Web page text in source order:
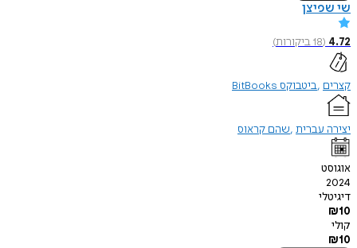
שי שפיצן
4.72
(
18ביקורות)
קצרים ביטבוקס BitBooks
יצירה עברית שהם קראוס
אוגוסט
2024
דיגיטלי
₪10
קולי
₪10